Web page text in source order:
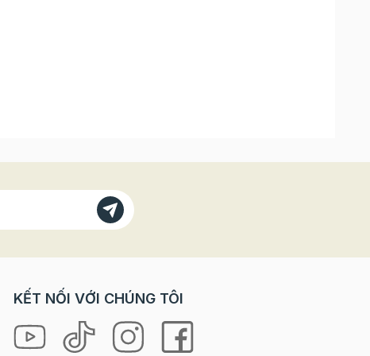
bảo
KẾT NỐI VỚI CHÚNG TÔI